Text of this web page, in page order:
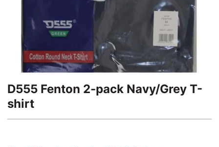
D555 Fenton 2-pack Navy/Grey T-
shirt